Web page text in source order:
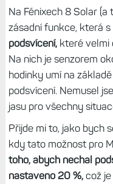
Na Fénixech 8 Solar (a
zásadní funkce, která s
podsvícení,které velmi
Na nich je senzorem
hodinky umí na
podsvícení. Nemusel
jasu pro všechny
Přijde mi to, jako bych
kdy tato možnost pro
toho, abych nechal
nastaveno 20 %,což je